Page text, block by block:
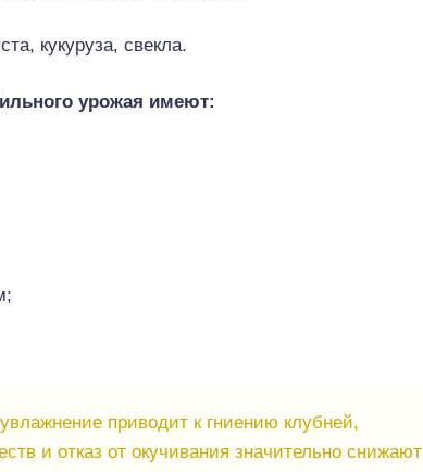
кукуруза, свекла.
урожая имеют:
приводит к гниению клубней,
и отказ от окучивания значительно снижают